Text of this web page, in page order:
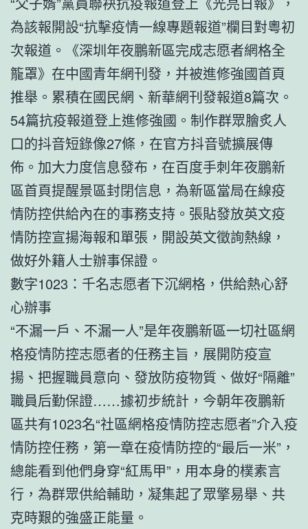
為該報開設“抗擊疫情一線專題報道”欄目對粵初
次報道。《深圳年夜鵬新區完成志愿者網格全
籠罩》在中國青年網刊發，并被進修強國首頁
推舉。累積在國民網、新華網刊發報道8篇次。
54篇抗疫報道登上進修強國。制作群眾膾炙人
口的抖音短錄像27條，在官方抖音號擴展傳
佈。加大力度信息發布，在百度手刺年夜鵬新
區首頁提醒景區封閉信息，為新區當局在線疫
情防控供給內在的事務支持。張貼發放英文疫
情防控宣揚海報和單張，開設英文徵詢熱線，
做好外籍人士辦事保證。
數字1023：千名志愿者下沉網格，供給熱心舒
心辦事
“不漏一戶、不漏一人”是年夜鵬新區一切社區網
格疫情防控志愿者的任務主旨，展開防疫宣
揚、把握職員意向、發放防疫物質、做好“隔離”
職員后勤保證……據初步統計，今朝年夜鵬新
區共有1023名“社區網格疫情防控志愿者”介入疫
情防控任務，第一章在疫情防控的“最后一米”，
總能看到他們身穿“紅馬甲”，用本身的樸素言
行，為群眾供給輔助，凝集起了眾擎易舉、共
克時艱的強盛正能量。